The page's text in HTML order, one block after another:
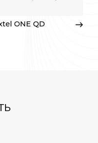
ONE QD